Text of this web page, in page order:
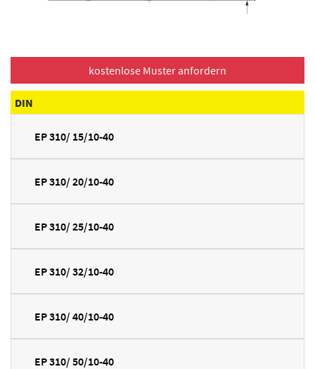
DIN
EP 310/ 15/10-40
EP 310/ 20/10-40
EP 310/ 25/10-40
EP 310/ 32/10-40
EP 310/ 40/10-40
EP 310/ 50/10-40